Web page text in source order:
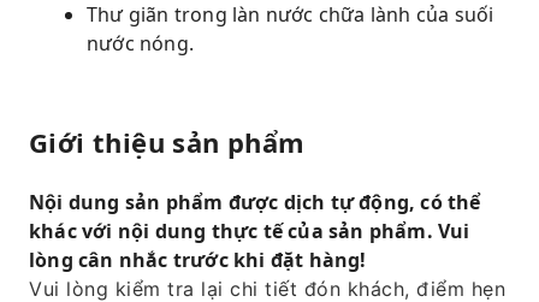
Thư giãn trong làn nước chữa lành của suối
nước nóng.
Giới thiệu sản phẩm
Nội dung sản phẩm được dịch tự động, có thể
khác với nội dung thực tế của sản phẩm. Vui
lòng cân nhắc trước khi đặt hàng!
Vui lòng kiểm tra lại chi tiết đón khách, điểm hẹn